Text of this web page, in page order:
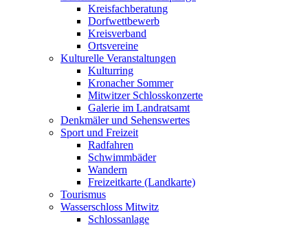
Kreisfachberatung
Dorfwettbewerb
Kreisverband
Ortsvereine
Kulturelle Veranstaltungen
Kulturring
Kronacher Sommer
Mitwitzer Schlosskonzerte
Galerie im Landratsamt
Denkmäler und Sehenswertes
Sport und Freizeit
Radfahren
Schwimmbäder
Wandern
Freizeitkarte (Landkarte)
Tourismus
Wasserschloss Mitwitz
Schlossanlage